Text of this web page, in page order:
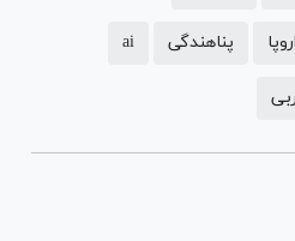
پناهندگی ai